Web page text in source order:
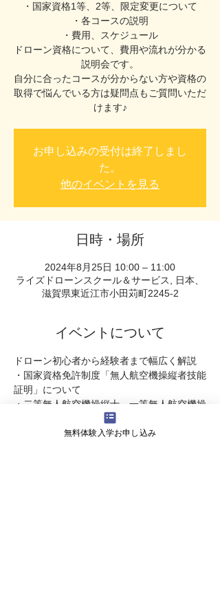
・国家資格1等、2等、限定変更について
・各コースの説明
・費用、スケジュール
ドローン資格について、費用や流れが分かる
説明会です。
自分に合ったコースが分からない方や資格の
取得で悩んでいる方は疑問点もご質問いただ
お申し込みの受付は終了しまし
た。
他のイベントを見る
日時・場所
2024年8月25日 10:00 – 11:00
ライズドローンスクール＆サービス, 日本、
滋賀県東近江市小田苅町2245-2
イベントについて
ドローン初心者から経験者まで幅広く解説
・国家資格免許制度「無人航空機操縦者技能
証明」について
・二等無人航空機操縦士、一等無人航空機操
・民間ライセンスのご説明
無料体験入学お申し込み